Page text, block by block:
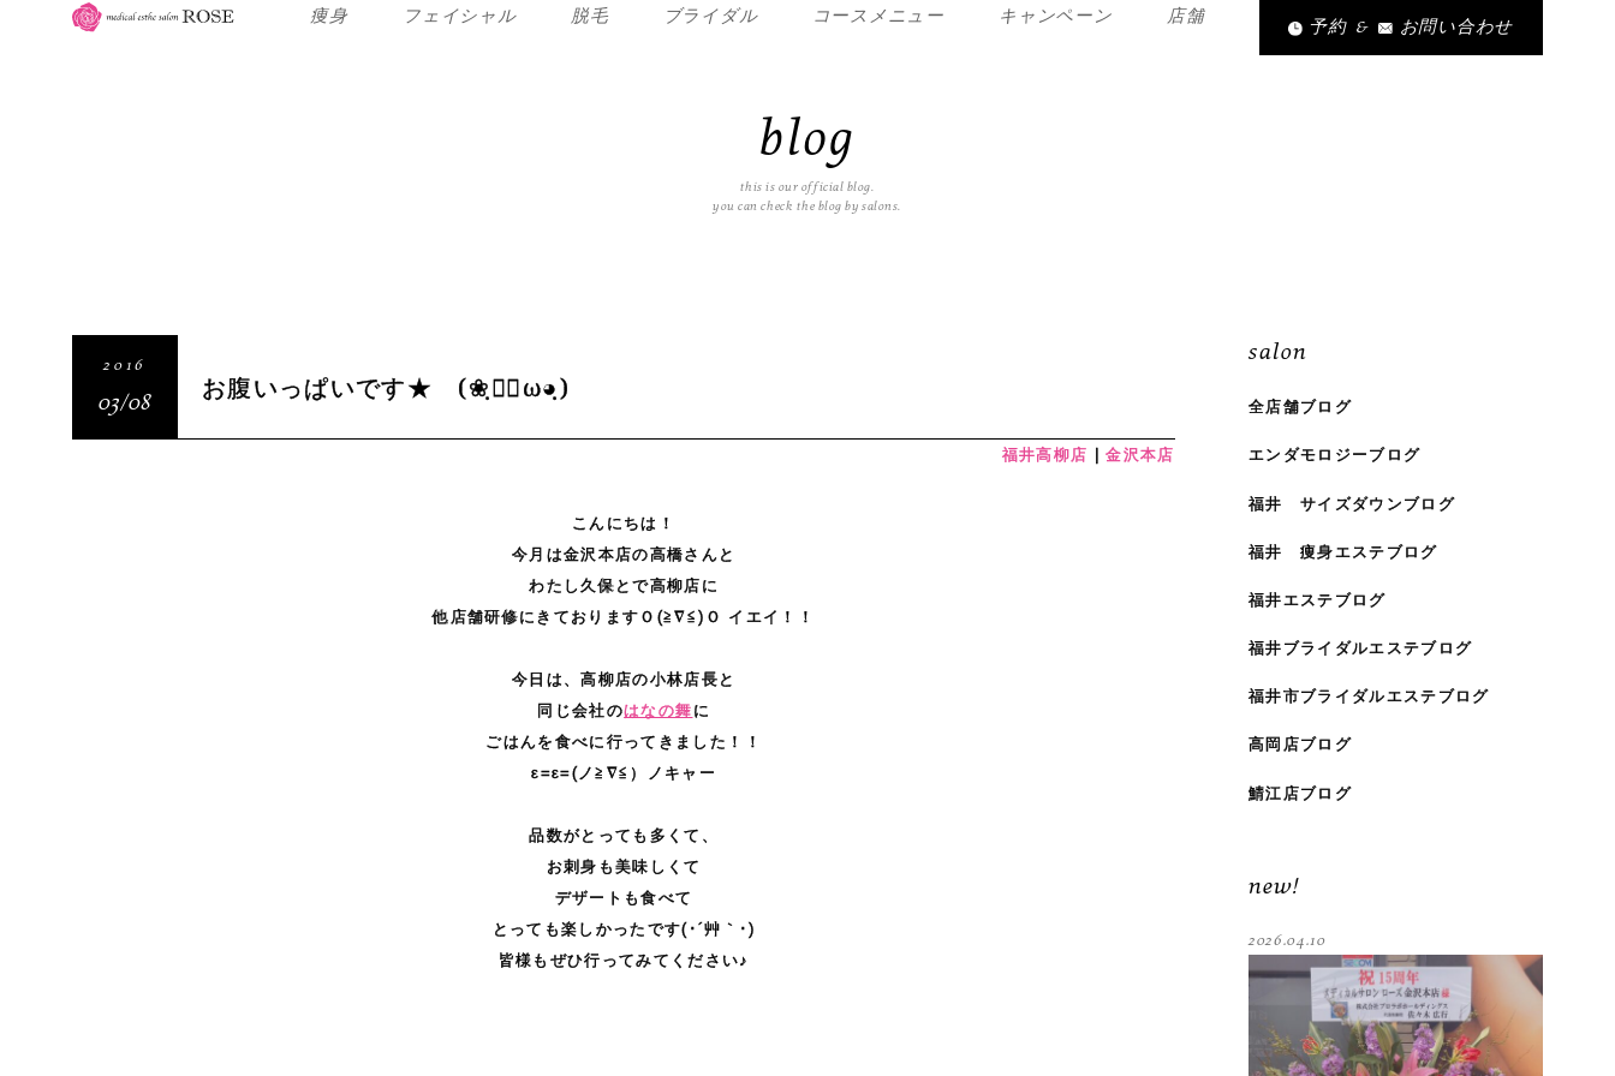
痩身 フェイシャル 脱毛 ブライダル コースメニュー キャンペーン 店舗
予約 & お問い合わせ
blog
this is our official blog.
you can check the blog by salons.
2016
03/08 お腹いっぱいです★ (❀ฺ◕ฺω◕ฺ)
福井高柳店 金沢本店
こんにちは！
今月は金沢本店の高橋さんと
わたし久保とで高柳店に
他店舗研修にきておりますＯ(≧∇≦)Ｏ イエイ！！
今日は、高柳店の小林店長と
同じ会社のはなの舞 に
ごはんを食べに行ってきました！！
ε=ε=(ノ≧∇≦）ノキャー
品数がとっても多くて、
お刺身も美味しくて
デザートも食べて
とっても楽しかったです(･´艸｀･)
皆様もぜひ行ってみてください♪
salon
全店舗ブログ
エンダモロジーブログ
福井 サイズダウンブログ
福井 痩身エステブログ
福井エステブログ
福井ブライダルエステブログ
福井市ブライダルエステブログ
高岡店ブログ
鯖江店ブログ
new!
2026.04.10